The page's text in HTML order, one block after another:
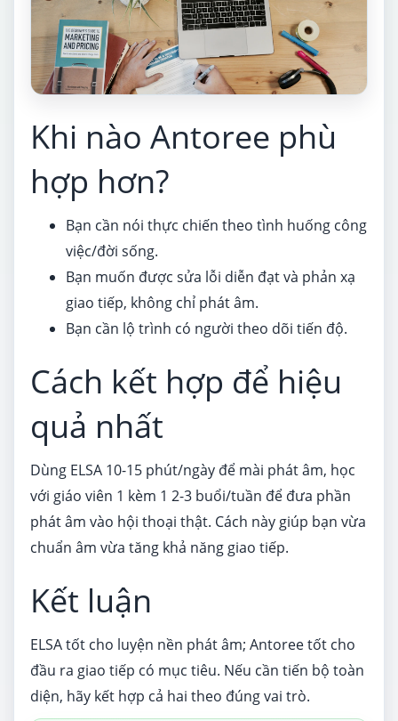
Khi nào Antoree phù
hợp hơn?
Bạn cần nói thực chiến theo tình huống công
việc/đời sống.
Bạn muốn được sửa lỗi diễn đạt và phản xạ
giao tiếp, không chỉ phát âm.
Bạn cần lộ trình có người theo dõi tiến độ.
Cách kết hợp để hiệu
quả nhất
Dùng ELSA 10-15 phút/ngày để mài phát âm, học
với giáo viên 1 kèm 1 2-3 buổi/tuần để đưa phần
phát âm vào hội thoại thật. Cách này giúp bạn vừa
chuẩn âm vừa tăng khả năng giao tiếp.
Kết luận
ELSA tốt cho luyện nền phát âm; Antoree tốt cho
đầu ra giao tiếp có mục tiêu. Nếu cần tiến bộ toàn
diện, hãy kết hợp cả hai theo đúng vai trò.